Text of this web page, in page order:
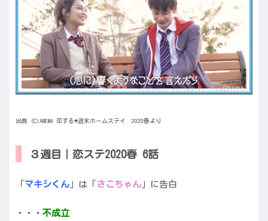
出典 (C)ABEMA 恋する♥週末ホームステイ 2020春より
３週目｜恋ステ2020春 6話
マキシくん 」は「 さこちゃん 」に告白
・・・ 不成立